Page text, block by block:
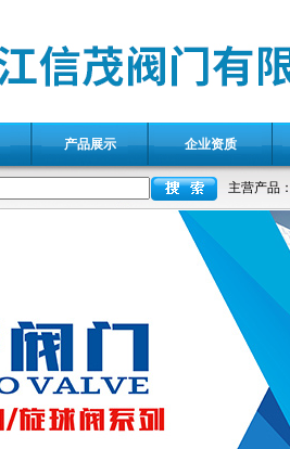
产品展示 企业资质
主营产品